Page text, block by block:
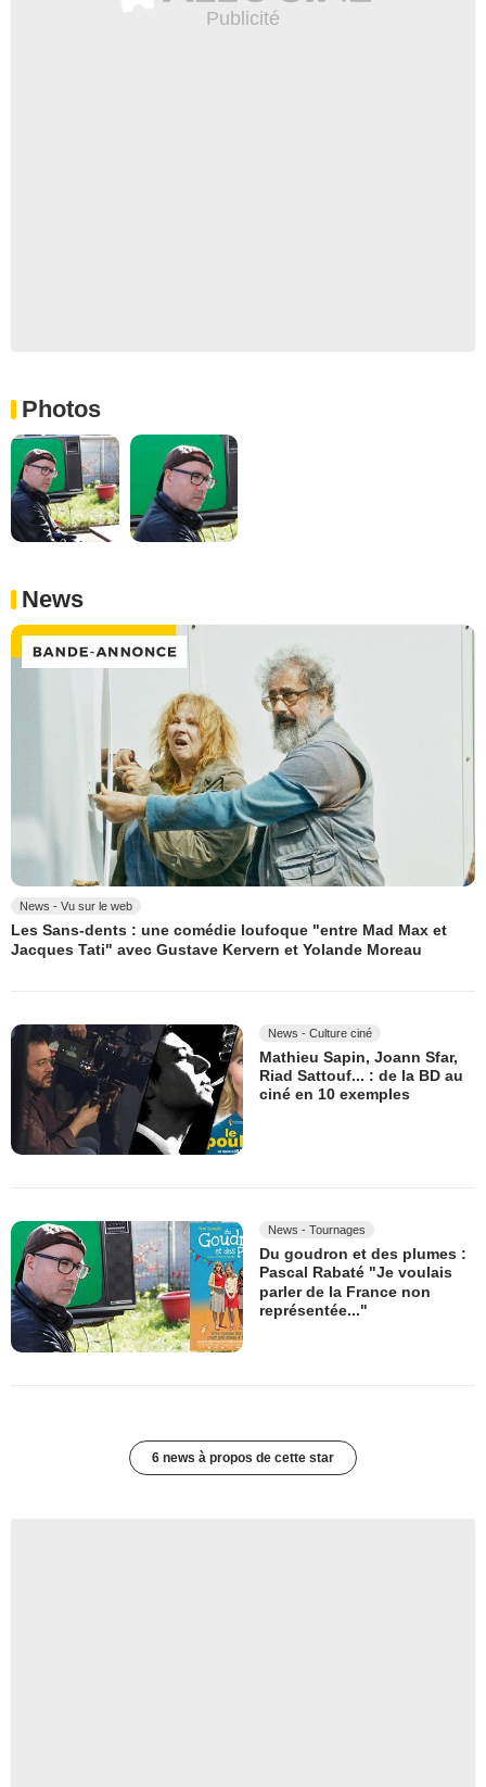
Photos
News
News - Vu sur le web
Les Sans-dents : une comédie loufoque "entre Mad Max et
Jacques Tati" avec Gustave Kervern et Yolande Moreau
News - Culture ciné
Mathieu Sapin, Joann Sfar,
Riad Sattouf... : de la BD au
ciné en 10 exemples
News - Tournages
Du goudron et des plumes :
Pascal Rabaté "Je voulais
parler de la France non
représentée..."
6 news à propos de cette star